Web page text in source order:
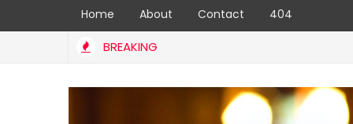
Home About Contact 404
BREAKING